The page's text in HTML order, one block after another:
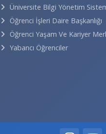
Üniversite Bilgi Yönetim
Öğrenci İşleri Daire Başkanlığı
Öğrenci Yaşam Ve Kariyer
Yabancı Öğrenciler